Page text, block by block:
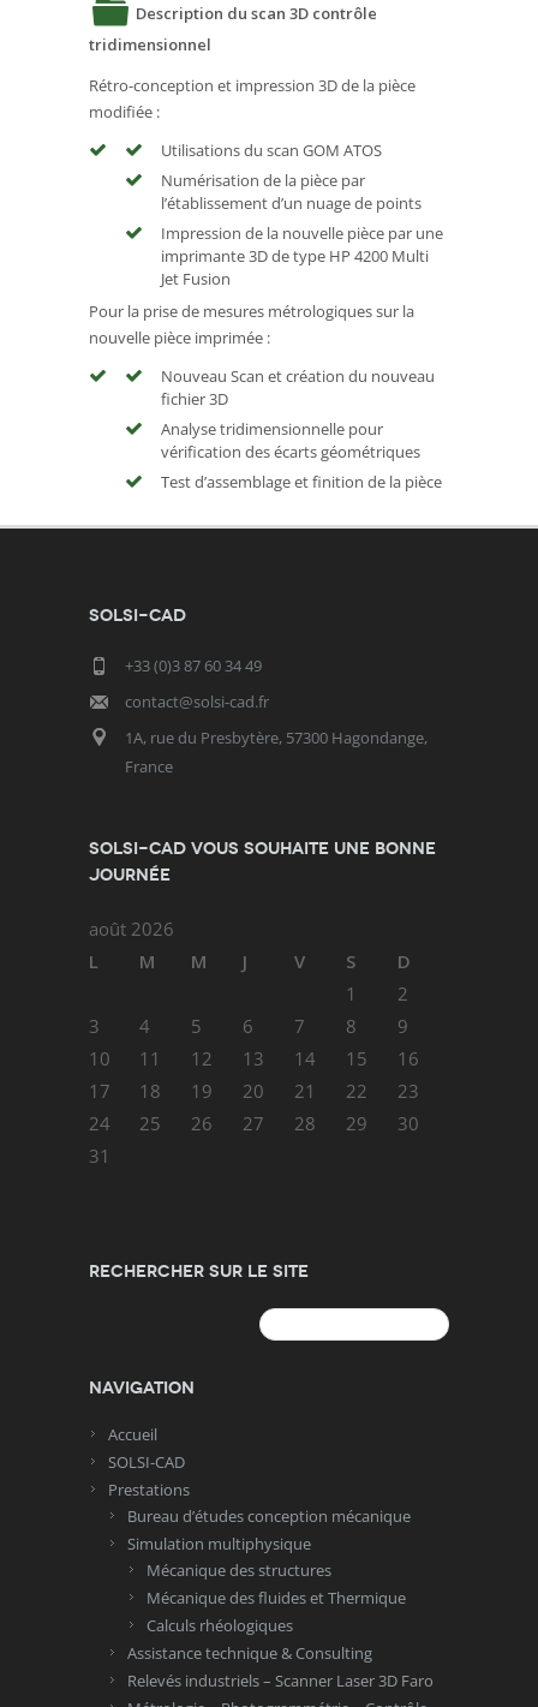
Description du scan 3D contrôle
tridimensionnel
Rétro-conception et impression 3D de la pièce
modifiée :
Utilisations du scan GOM ATOS
Numérisation de la pièce par
l’établissement d’un nuage de points
Impression de la nouvelle pièce par une
imprimante 3D de type HP 4200 Multi
Jet Fusion
Pour la prise de mesures métrologiques sur la
nouvelle pièce imprimée :
Nouveau Scan et création du nouveau
fichier 3D
Analyse tridimensionnelle pour
vérification des écarts géométriques
Test d’assemblage et finition de la pièce
SOLSI-CAD
+33 (0)3 87 60 34 49
contact@solsi-cad.fr
1A, rue du Presbytère, 57300 Hagondange,
France
SOLSI-CAD vous souhaite une bonne
journée
août 2026
L
M M J V S
D
1
2
3
4 5 6 7 8
9
10
11 12 13 14 15
16
17
18 19 20 21 22
23
24
25 26 27 28 29
30
31
Rechercher sur le site
Navigation
Accueil
SOLSI-CAD
Prestations
Bureau d’études conception mécanique
Simulation multiphysique
Mécanique des structures
Mécanique des fluides et Thermique
Calculs rhéologiques
Assistance technique & Consulting
Relevés industriels – Scanner Laser 3D Faro